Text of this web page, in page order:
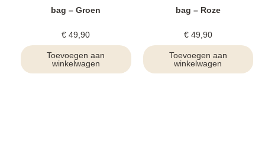
bag – Groen
€ 49,90
Toevoegen aan
winkelwagen
bag – Roze
€49,90
Toevoegen aan
winkelwagen